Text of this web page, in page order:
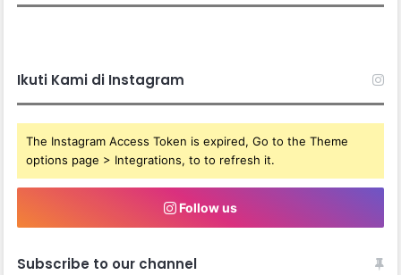
Ikuti Kami di Instagram
The Instagram Access Token is expired, Go to the Theme
options page > Integrations, to to refresh it.
Follow us
Subscribe to our channel